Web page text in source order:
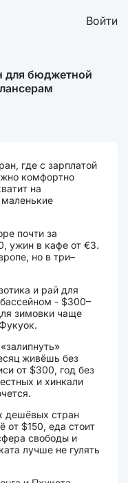
Войти
для бюджетной
где с зарплатой
комфортно
на
почти за
ужин в кафе от €3.
но в три–
и рай для
- $300–
зимовки чаще
живёшь без
от $300, год без
и хинкали
дешёвых стран
от $150, еда стоит
свободы и
лучше не гулять